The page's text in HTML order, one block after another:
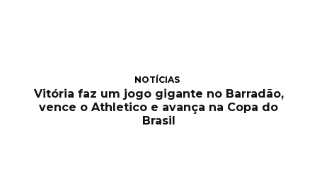
NOTÍCIAS
Vitória faz um jogo gigante no Barradão,
vence o Athletico e avança na Copa do
Brasil